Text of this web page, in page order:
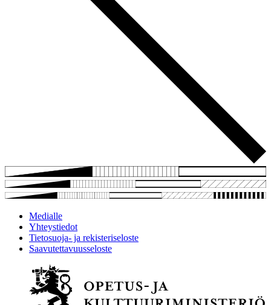
Medialle
Yhteystiedot
Tietosuoja- ja rekisteriseloste
Saavutettavuusseloste